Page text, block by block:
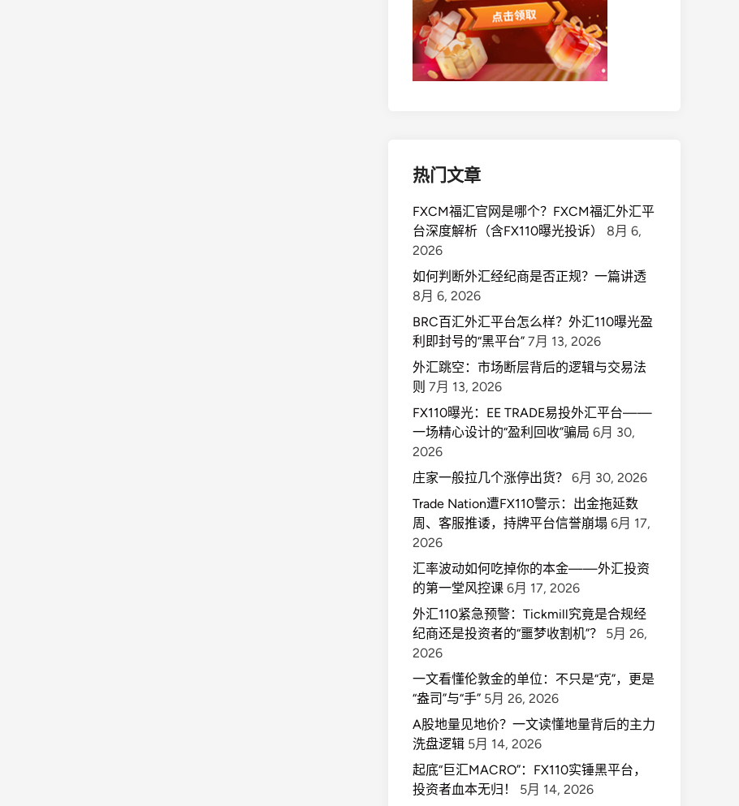
热门文章
FXCM福汇官网是哪个？FXCM福汇外汇平
台深度解析（含FX110曝光投诉）
8月 6,
2026
如何判断外汇经纪商是否正规？一篇讲透
8月 6, 2026
BRC百汇外汇平台怎么样？外汇110曝光盈
利即封号的“黑平台” 7月 13, 2026
外汇跳空：市场断层背后的逻辑与交易法
则 7月 13, 2026
FX110曝光：EE TRADE易投外汇平台——
一场精心设计的“盈利回收”骗局 6月 30,
2026
庄家一般拉几个涨停出货？
6月 30, 2026
Trade Nation遭FX110警示：出金拖延数
周、客服推诿，持牌平台信誉崩塌 6月 17,
2026
汇率波动如何吃掉你的本金——外汇投资
的第一堂风控课 6月 17, 2026
外汇110紧急预警：Tickmill究竟是合规经
纪商还是投资者的“噩梦收割机”？
5月 26,
2026
一文看懂伦敦金的单位：不只是“克”，更是
“盎司”与“手” 5月 26, 2026
A股地量见地价？一文读懂地量背后的主力
洗盘逻辑 5月 14, 2026
起底“巨汇MACRO”：FX110实锤黑平台，
投资者血本无归！
5月 14, 2026